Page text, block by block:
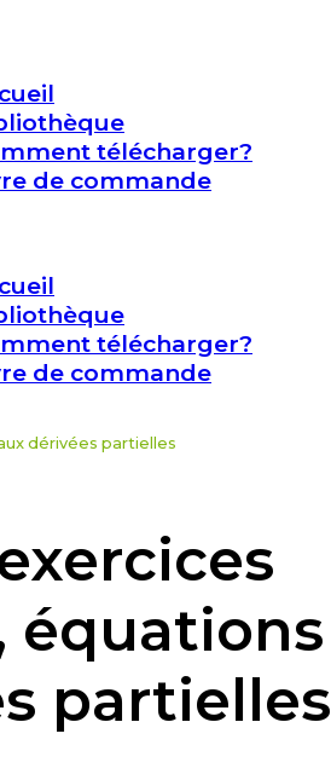
télécharger?
de commande
télécharger?
de commande
dérivées partielles
équations
partielles